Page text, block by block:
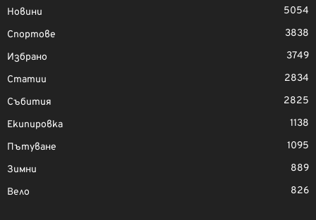
Новини
5054
Спортове
3838
Избрано
3749
Статии
2834
Събития
2825
Екипировка
1138
Пътуване
1095
Зимни
889
Вело
826